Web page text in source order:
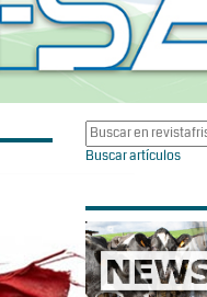
Buscar artículos